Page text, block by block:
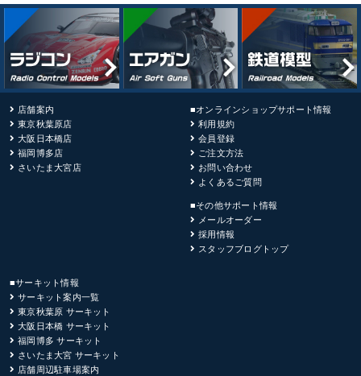
店舗案内
東京秋葉原店
大阪日本橋店
福岡博多店
さいたま大宮店
■オンラインショップサポート情報
利用規約
会員登録
ご注文方法
お問い合わせ
よくあるご質問
■その他サポート情報
メールオーダー
採用情報
スタッフブログトップ
■サーキット情報
サーキット案内一覧
東京秋葉原 サーキット
大阪日本橋 サーキット
福岡博多 サーキット
さいたま大宮 サーキット
店舗周辺駐車場案内